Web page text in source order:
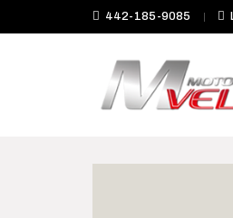
442-185-9085